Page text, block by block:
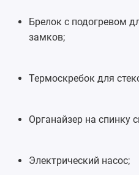
Брелок с подогревом
замков;
Термоскребок для
Органайзер на спинку
Электрический насос;